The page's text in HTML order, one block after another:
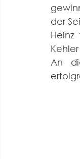
der
Kehler
An